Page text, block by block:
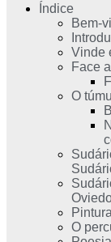
Índice
Bem-
Vinde
Face
O
O